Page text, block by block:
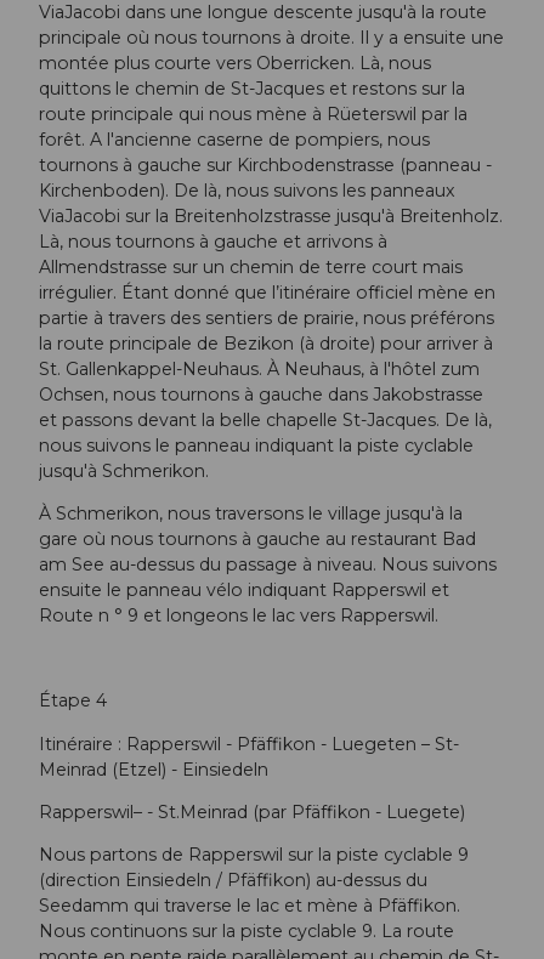
ViaJacobi dans une longue descente jusqu'à la route
principale où nous tournons à droite. Il y a ensuite une
montée plus courte vers Oberricken. Là, nous
quittons le chemin de St-Jacques et restons sur la
route principale qui nous mène à Rüeterswil par la
forêt. A l'ancienne caserne de pompiers, nous
tournons à gauche sur Kirchbodenstrasse (panneau -
Kirchenboden). De là, nous suivons les panneaux
ViaJacobi sur la Breitenholzstrasse jusqu'à Breitenholz.
Là, nous tournons à gauche et arrivons à
Allmendstrasse sur un chemin de terre court mais
irrégulier. Étant donné que l’itinéraire officiel mène en
partie à travers des sentiers de prairie, nous préférons
la route principale de Bezikon (à droite) pour arriver à
St. Gallenkappel-Neuhaus. À Neuhaus, à l'hôtel zum
Ochsen, nous tournons à gauche dans Jakobstrasse
et passons devant la belle chapelle St-Jacques. De là,
nous suivons le panneau indiquant la piste cyclable
jusqu'à Schmerikon.
À Schmerikon, nous traversons le village jusqu'à la
gare où nous tournons à gauche au restaurant Bad
am See au-dessus du passage à niveau. Nous suivons
ensuite le panneau vélo indiquant Rapperswil et
Route n ° 9 et longeons le lac vers Rapperswil.
Étape 4
Itinéraire : Rapperswil - Pfäffikon - Luegeten – St-
Meinrad (Etzel) - Einsiedeln
Rapperswil– - St.Meinrad (par Pfäffikon - Luegete)
Nous partons de Rapperswil sur la piste cyclable 9
(direction Einsiedeln / Pfäffikon) au-dessus du
Seedamm qui traverse le lac et mène à Pfäffikon.
Nous continuons sur la piste cyclable 9. La route